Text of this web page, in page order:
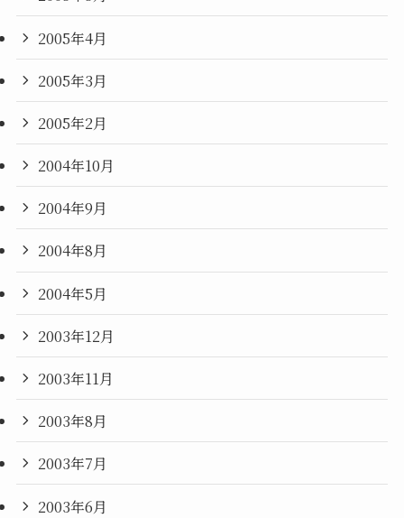
2005年4月
2005年3月
2005年2月
2004年10月
2004年9月
2004年8月
2004年5月
2003年12月
2003年11月
2003年8月
2003年7月
2003年6月